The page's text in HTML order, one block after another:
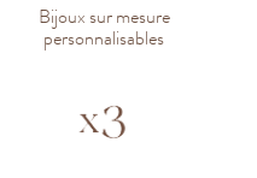
Bijoux sur mesure
personnalisables